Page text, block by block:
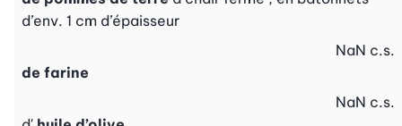
d’env. 1 cm d’épaisseur
de farine
NaN c.s.
NaN c.s.